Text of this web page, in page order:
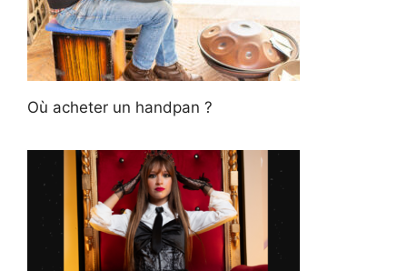
Où acheter un handpan ?